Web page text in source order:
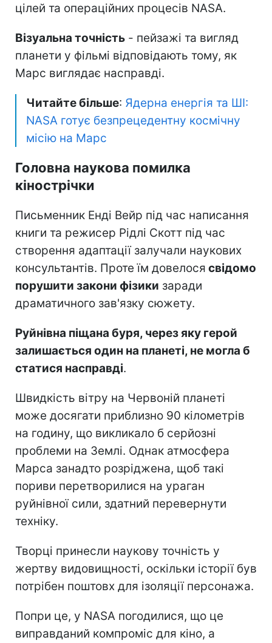
цілей та операційних процесів NASA.
Візуальна точність - пейзажі та вигляд
планети у фільмі відповідають тому, як
Марс виглядає насправді.
Читайте більше: Ядерна енергія та ШІ:
NASA готує безпрецедентну космічну
місію на Марс
Головна наукова помилка
кінострічки
Письменник Енді Вейр під час написання
книги та режисер Рідлі Скотт під час
створення адаптації залучали наукових
консультантів. Проте їм довелося свідомо
порушити закони фізики заради
драматичного зав'язку сюжету.
Руйнівна піщана буря, через яку герой
залишається один на планеті, не могла б
статися насправді.
Швидкість вітру на Червоній планеті
може досягати приблизно 90 кілометрів
на годину, що викликало б серйозні
проблеми на Землі. Однак атмосфера
Марса занадто розріджена, щоб такі
пориви перетворилися на ураган
руйнівної сили, здатний перевернути
техніку.
Творці принесли наукову точність у
жертву видовищності, оскільки історії був
потрібен поштовх для ізоляції персонажа.
Попри це, у NASA погодилися, що це
виправданий компроміс для кіно, а